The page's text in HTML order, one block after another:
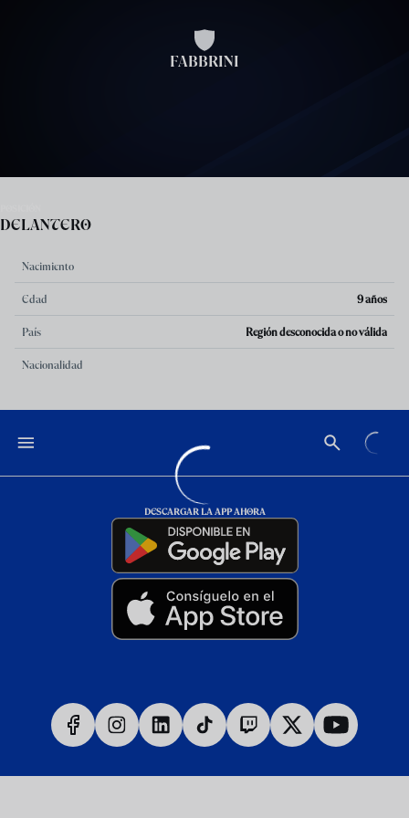
FABBRINI
DELANTERO
Nacimiento
Edad 9 años
País Región desconocida o no válida
Nacionalidad
DESCARGAR LA APP AHORA